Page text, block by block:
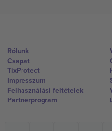
Rólunk
Csapat
TixProtect
Impresszum
Felhasználási feltételek
Partnerprogram